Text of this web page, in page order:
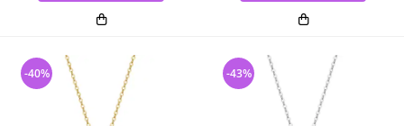
-40% -43%